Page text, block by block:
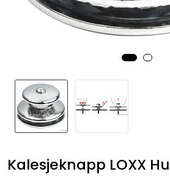
Kalesjeknapp LOXX
Båtpleie/Opplag
Nyheter